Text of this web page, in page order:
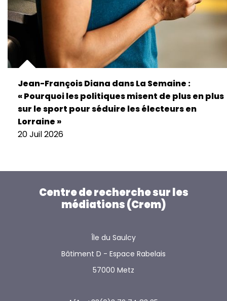
Jean-François Diana dans La Semaine :
« Pourquoi les politiques misent de plus en plus
sur le sport pour séduire les électeurs en
Lorraine »
20 Juil 2026
Centre de recherche sur les
médiations (Crem)
Île du Saulcy
Bâtiment D - Espace Rabelais
57000 Metz